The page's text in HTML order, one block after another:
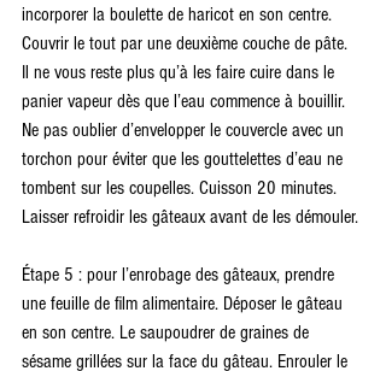
incorporer la boulette de haricot en son centre.
Couvrir le tout par une deuxième couche de pâte.
Il ne vous reste plus qu’à les faire cuire dans le
panier vapeur dès que l’eau commence à bouillir.
Ne pas oublier d’envelopper le couvercle avec un
torchon pour éviter que les gouttelettes d’eau ne
tombent sur les coupelles. Cuisson 20 minutes.
Laisser refroidir les gâteaux avant de les démouler.
Étape 5 : pour l’enrobage des gâteaux, prendre
une feuille de film alimentaire. Déposer le gâteau
en son centre. Le saupoudrer de graines de
sésame grillées sur la face du gâteau. Enrouler le